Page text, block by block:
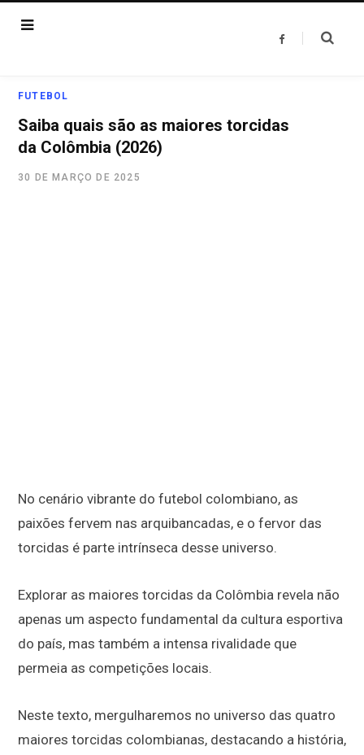
F
FUTEBOL
Saiba quais são as maiores torcidas
da Colômbia (2026)
30 DE MARÇO DE 2025
No cenário vibrante do futebol colombiano, as
paixões fervem nas arquibancadas, e o fervor das
torcidas é parte intrínseca desse universo.
Explorar as maiores torcidas da Colômbia revela não
apenas um aspecto fundamental da cultura esportiva
do país, mas também a intensa rivalidade que
permeia as competições locais.
Neste texto, mergulharemos no universo das quatro
maiores torcidas colombianas, destacando a história,